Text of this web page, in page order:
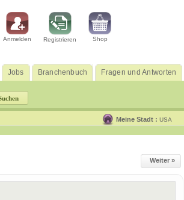
Anmelden Registrieren Shop
Jobs Branchenbuch Fragen und Antworten
Meine Stadt : USA
Weiter »